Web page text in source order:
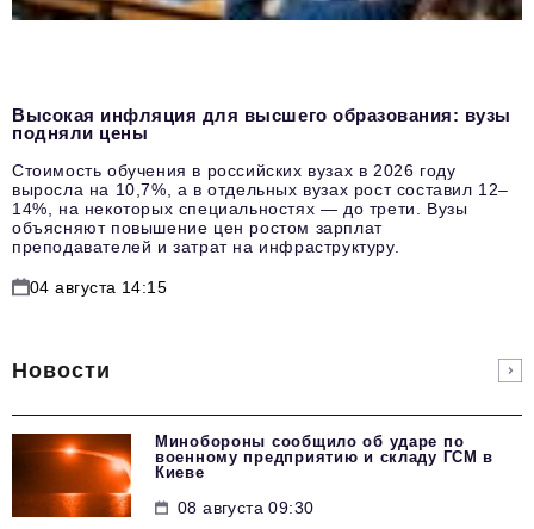
Высокая инфляция для высшего образования: вузы
подняли цены
Стоимость обучения в российских вузах в 2026 году
выросла на 10,7%, а в отдельных вузах рост составил 12–
14%, на некоторых специальностях — до трети. Вузы
объясняют повышение цен ростом зарплат
преподавателей и затрат на инфраструктуру.
04 августа 14:15
Новости
Минобороны сообщило об ударе по
военному предприятию и складу ГСМ в
Киеве
08 августа 09:30